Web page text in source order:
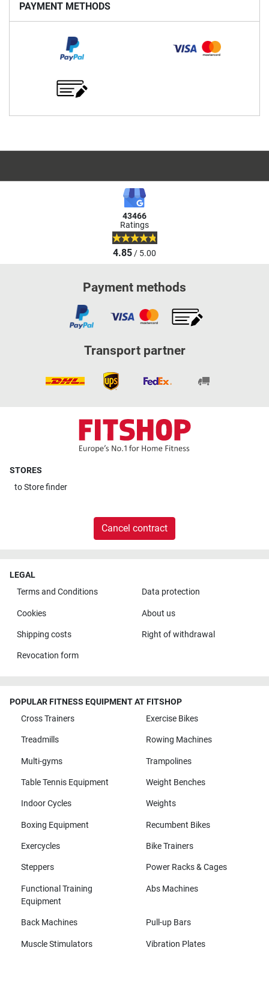
PAYMENT METHODS
43466
Ratings
4.85/ 5.00
Payment methods
Transport partner
STORES
toStore finder
Cancel contract
LEGAL
Terms and Conditions
Data protection
Cookies About us
Shipping costs Right of withdrawal
Revocation form
POPULAR FITNESS EQUIPMENT AT FITSHOP
Cross Trainers
Exercise Bikes
Treadmills Rowing Machines
Multi-gyms Trampolines
Table Tennis Equipment Weight Benches
Indoor Cycles Weights
Boxing Equipment Recumbent Bikes
Exercycles Bike Trainers
Steppers Power Racks & Cages
Functional Training
Equipment
Abs Machines
Back Machines Pull-up Bars
Muscle Stimulators Vibration Plates